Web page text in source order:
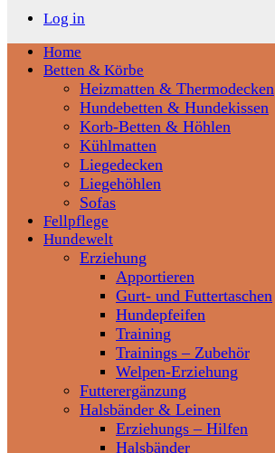
Log in
Home
Betten & Körbe
Heizmatten & Thermodecken
Hundebetten & Hundekissen
Korb-Betten & Höhlen
Kühlmatten
Liegedecken
Liegehöhlen
Sofas
Fellpflege
Hundewelt
Erziehung
Apportieren
Gurt- und Futtertaschen
Hundepfeifen
Training
Trainings – Zubehör
Welpen-Erziehung
Futterergänzung
Halsbänder & Leinen
Erziehungs – Hilfen
Halsbänder